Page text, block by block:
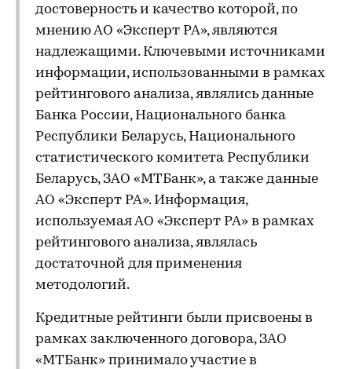
достоверность и качество которой, по
мнению АО «Эксперт РА», являются
надлежащими. Ключевыми источниками
информации, использованными в рамках
рейтингового анализа, являлись данные
Банка России, Национального банка
Республики Беларусь, Национального
статистического комитета Республики
Беларусь, ЗАО «МТБанк», а также данные
АО «Эксперт РА». Информация,
используемая АО «Эксперт РА» в рамках
рейтингового анализа, являлась
достаточной для применения
методологий.
Кредитные рейтинги были присвоены в
рамках заключенного договора, ЗАО
«МТБанк» принимало участие в